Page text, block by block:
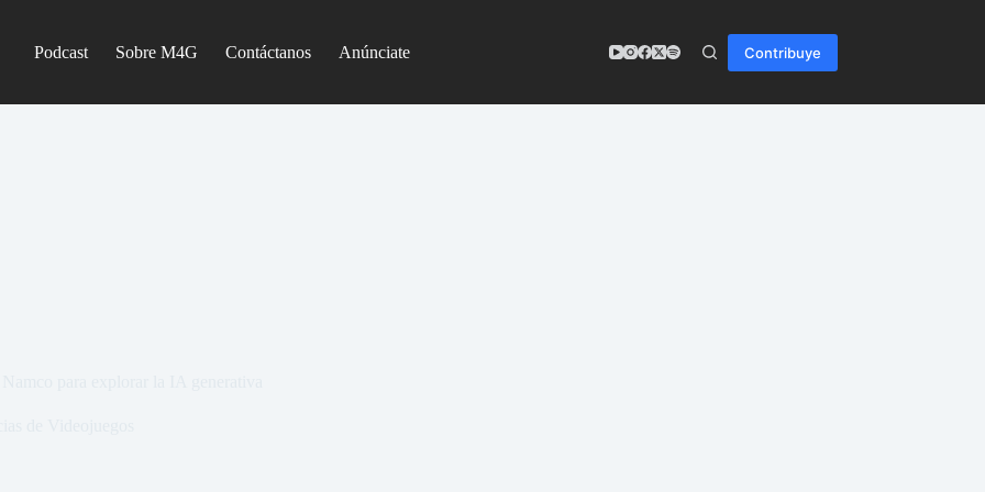
Podcast Sobre M4G Contáctanos Anúnciate Contribuye